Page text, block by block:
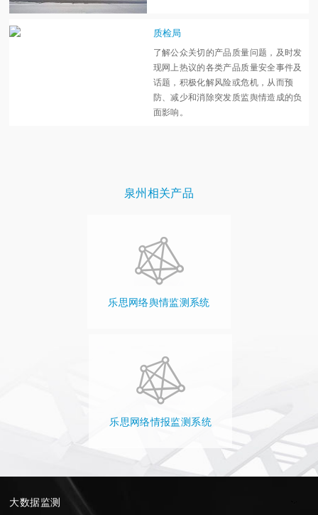
质检局
了解公众关切的产品质量问题，及时发
现网上热议的各类产品质量安全事件及
话题，积极化解风险或危机，从而预
防、减少和消除突发质监舆情造成的负
面影响。
泉州相关产品
乐思网络舆情监测系统
乐思网络情报监测系统
大数据监测